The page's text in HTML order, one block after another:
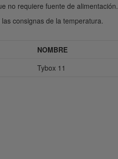
no requiere fuente de alimentación.
consignas de la temperatura.
NOMBRE
Tybox 11